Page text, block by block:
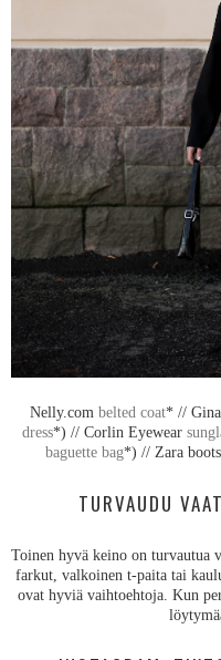
Nelly.com belted coat* //
dress*) // Corlin Eyewear
baguette bag*) // Zara
TURVAUDU
Toinen hyvä keino on turvautua
farkut, valkoinen t-paita tai
ovat hyviä vaihtoehtoja. Kun